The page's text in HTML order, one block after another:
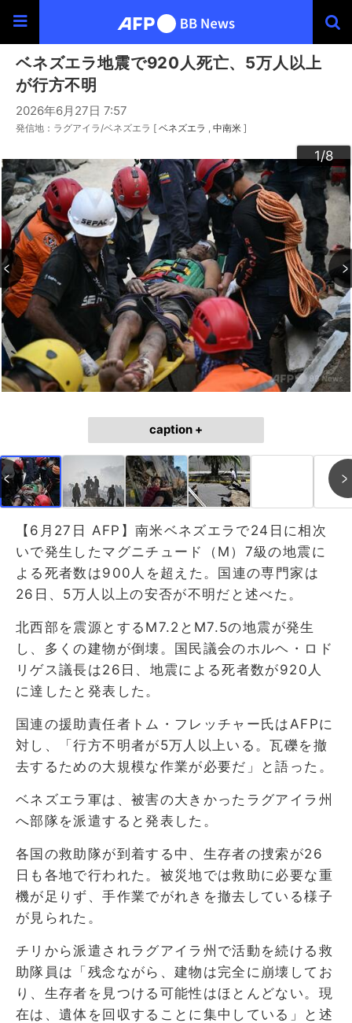
ベネズエラ地震で920人死亡、5万人以上
が行方不明
2026年6月27日 7:57
発信地：ラグアイラ/ベネズエラ [ ベネズエラ 中南米 ]
1/8
2/8
3/8
4/8
5/8
6/8
7/8
8/8
caption +
【6月27日 AFP】南米ベネズエラで24日に相次
いで発生したマグニチュード（M）7級の地震に
よる死者数は900人を超えた。国連の専門家は
26日、5万人以上の安否が不明だと述べた。
北西部を震源とするM7.2とM7.5の地震が発生
し、多くの建物が倒壊。国民議会のホルヘ・ロド
リゲス議長は26日、地震による死者数が920人
に達したと発表した。
国連の援助責任者トム・フレッチャー氏はAFPに
対し、「行方不明者が5万人以上いる。瓦礫を撤
去するための大規模な作業が必要だ」と語った。
ベネズエラ軍は、被害の大きかったラグアイラ州
へ部隊を派遣すると発表した。
各国の救助隊が到着する中、生存者の捜索が26
日も各地で行われた。被災地では救助に必要な重
機が足りず、手作業でがれきを撤去している様子
が見られた。
チリから派遣されラグアイラ州で活動を続ける救
助隊員は「残念ながら、建物は完全に崩壊してお
り、生存者を見つける可能性はほとんどない。現
在は、遺体を回収することに集中している」と述